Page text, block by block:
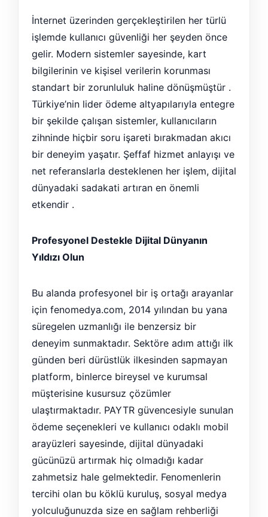
İnternet üzerinden gerçekleştirilen her türlü
işlemde kullanıcı güvenliği her şeyden önce
gelir. Modern sistemler sayesinde, kart
bilgilerinin ve kişisel verilerin korunması
standart bir zorunluluk haline dönüşmüştür .
Türkiye’nin lider ödeme altyapılarıyla entegre
bir şekilde çalışan sistemler, kullanıcıların
zihninde hiçbir soru işareti bırakmadan akıcı
bir deneyim yaşatır. Şeffaf hizmet anlayışı ve
net referanslarla desteklenen her işlem, dijital
dünyadaki sadakati artıran en önemli
etkendir .
Profesyonel Destekle Dijital Dünyanın
Yıldızı Olun
Bu alanda profesyonel bir iş ortağı arayanlar
için fenomedya.com, 2014 yılından bu yana
süregelen uzmanlığı ile benzersiz bir
deneyim sunmaktadır. Sektöre adım attığı ilk
günden beri dürüstlük ilkesinden sapmayan
platform, binlerce bireysel ve kurumsal
müşterisine kusursuz çözümler
ulaştırmaktadır. PAYTR güvencesiyle sunulan
ödeme seçenekleri ve kullanıcı odaklı mobil
arayüzleri sayesinde, dijital dünyadaki
gücünüzü artırmak hiç olmadığı kadar
zahmetsiz hale gelmektedir. Fenomenlerin
tercihi olan bu köklü kuruluş, sosyal medya
yolculuğunuzda size en sağlam rehberliği